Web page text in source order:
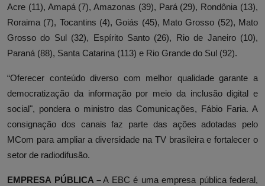
Acre (11), Amapá (7), Amazonas (39), Pará (29), Rondônia (13),
Roraima (7), Tocantins (4), Goiás (45), Mato Grosso (52), Mato
Grosso do Sul (32), Espírito Santo (26), Rio de Janeiro (10),
Paraná (88), Santa Catarina (113) e Rio Grande do Sul (92).
“Oferecer conteúdo diverso com melhor qualidade garante a
democratização da informação por meio da inclusão digital e
social", pondera o ministro das Comunicações, Fábio Faria. A
consignação dos canais faz parte das ações adotadas pelo
MCom para ampliar a diversidade na TV brasileira e fortalecer o
setor de radiodifusão.
EMPRESA PÚBLICA –A EBC é uma empresa pública federal,